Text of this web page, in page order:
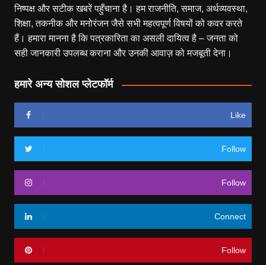
निष्पक्ष और सटीक खबरें पहुँचाना है। हम राजनीति, समाज, अर्थव्यवस्था,
शिक्षा, तकनीक और मनोरंजन जैसे सभी महत्वपूर्ण विषयों को कवर करते
हैं। हमारा मानना है कि पत्रकारिता का असली दायित्व है – जनता को
सही जानकारी उपलब्ध कराना और उनकी आवाज़ को मजबूती देना।
हमारे अन्य सोशल प्लेटफॉर्म
Like
Follow
Follow
Connect
Follow